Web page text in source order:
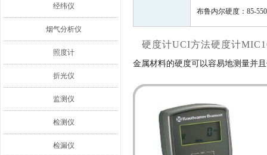
经纬仪
烟气分析仪
照度计
折光仪
监测仪
检测仪
检漏仪
布鲁内尔硬度：85-
硬度计UCI方法硬度计
金属材料的硬度可以容易地测量并